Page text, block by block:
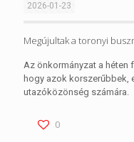
2026-01-23
Megújultak a toronyi
Az önkormányzat a héten
hogy azok korszerűbbek,
utazóközönség számára.
0